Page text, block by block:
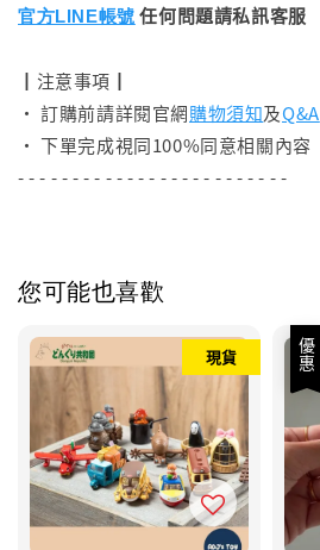
官方LINE帳號 任何問題請私訊客服
┃注意事項┃
• 訂購前請詳閱官網購物須知及Q&A
• 下單完成視同100%同意相關內容
- - - - - - - - - - - - - - - - - - - - - - - - -
您可能也喜歡
現貨 優惠